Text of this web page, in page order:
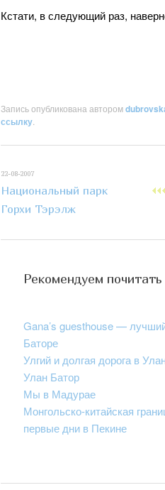
Кстати, в следующий раз,
Запись опубликована автором
ссылку
22-08-2007
Национальный парк
Горхи Тэрэлж
Рекомендуем почитать
Gana’s guesthouse —
Баторе
Улгий и долгая дорога в
Улан Батор
Мы в Мадурае
Монгольско-китайская
первые дни в Пекине